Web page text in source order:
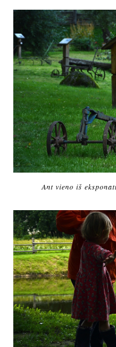
Ant vieno iš